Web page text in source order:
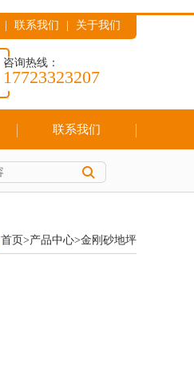
联系我们 关于我们
咨询热线：
17723323207
联系我们
首页>产品中心>金刚砂地坪